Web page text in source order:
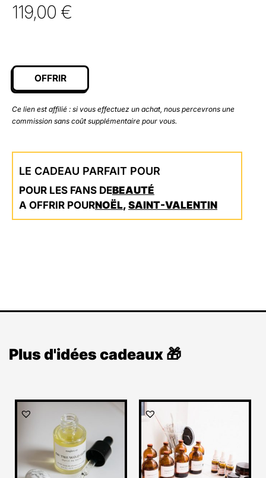
119,00 €
OFFRIR
Ce lien est affilié : si vous effectuez un achat, nous percevrons une
commission sans coût supplémentaire pour vous.
LE CADEAU PARFAIT POUR
POUR LES FANS DEBEAUTÉ
A OFFRIR POURNOËL, SAINT-VALENTIN
Plus d'idées cadeaux 🎁